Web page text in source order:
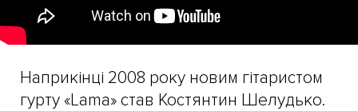
Наприкінці 2008 року новим гітаристом
гурту «Lama» став Костянтин Шелудько.